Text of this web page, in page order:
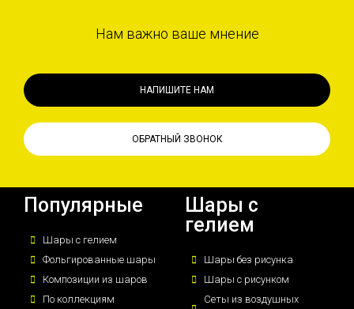
Нам важно ваше мнение
НАПИШИТЕ НАМ
ОБРАТНЫЙ ЗВОНОК
Популярные
Шары с гелием
Фольгированные шары
Композиции из шаров
По коллекциям
Шары с
гелием
Шары без рисунка
Шары с рисунком
Сеты из воздушных